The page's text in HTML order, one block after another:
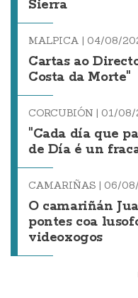
Sierra
MALPICA | 04/08/
Cartas ao
Costa da Morte"
CORCUBIÓN | 01/08/
"Cada día que
de Día é un
CAMARIÑAS | 06/
O camariñán
pontes coa
videoxogos